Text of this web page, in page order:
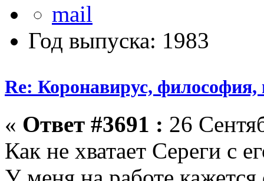
Год выпуска: 1983
Re: Коронавирус, философия,
« Ответ #3691 : 26
Как не хватает Сереги с